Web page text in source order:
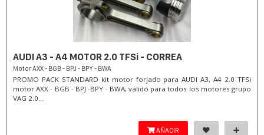
AUDI A3 - A4 MOTOR 2.0 TFSi - CORREA
Motor AXX - BGB - BPJ - BPY - BWA
PROMO PACK STANDARD kit motor forjado para AUDI A3, A4 2.0 TFSi
motor AXX - BGB - BPJ -BPY - BWA, válido para todos los motores grupo
VAG 2.0...
AÑADIR